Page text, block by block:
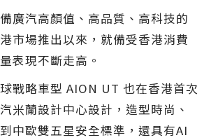
廣汽高顏值、高品質、高科技的
市場推出以來，就備受香港消費
表現不斷走高。
戰略車型 AION UT 也在香港首次
米蘭設計中心設計，造型時尚、
中歐雙五星安全標準，還具有AI